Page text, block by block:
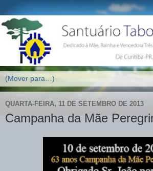
QUARTA-FEIRA, 11 DE SETEMBRO DE 2013
Campanha da Mãe